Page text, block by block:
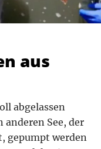
aus
abgelassen
anderen See, der
gepumpt werden